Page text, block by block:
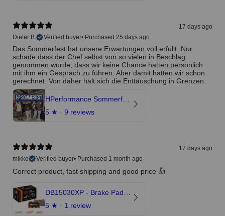
17 days ago
Dieter B.
Verified buyer• Purchased 25 days ago
Das Sommerfest hat unsere Erwartungen voll erfüllt. Nur
schade dass der Chef selbst von so vielen in Beschlag
genommen wurde, dass wir keine Chance hatten persönlich
mit ihm ein Gespräch zu führen. Aber damit hatten wir schon
gerechnet. Von daher hält sich die Enttäuschung in Grenzen.
5 ★ · 9 reviews
17 days ago
mikko
Verified buyer• Purchased 1 month ago
Correct product, fast shipping and good price 👍
5 ★ · 1 review